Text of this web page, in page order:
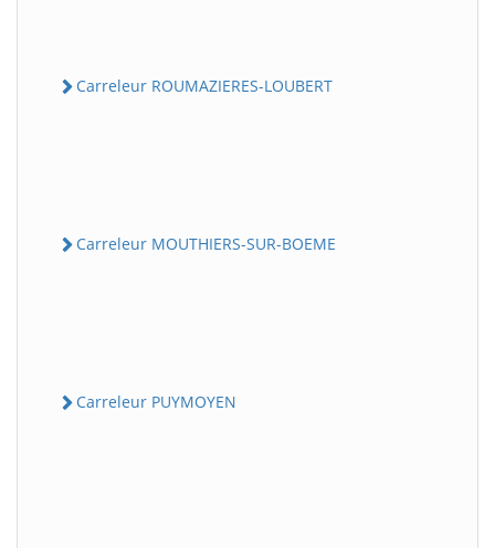
Carreleur ROUMAZIERES-LOUBERT
Carreleur MOUTHIERS-SUR-BOEME
Carreleur PUYMOYEN